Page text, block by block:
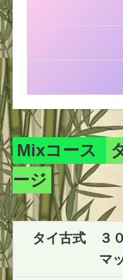
Mixコース
ージ
タイ古式 ３
マ